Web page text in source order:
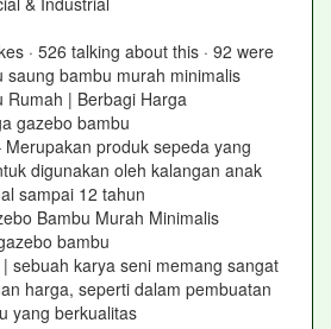
· 526 talking about this · 92 were
saung bambu murah minimalis
Rumah | Berbagi Harga
gazebo bambu
produk sepeda yang
digunakan oleh kalangan anak
sampai 12 tahun
Bambu Murah Minimalis
bambu
sebuah karya seni memang sangat
harga, seperti dalam pembuatan
yang berkualitas